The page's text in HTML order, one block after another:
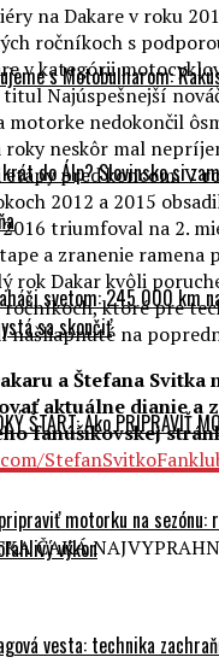
s Motobulharom:
do Álp? Slovinsko si
svetom: 245 000 km
sa skončiť
ŠTART: Ako PRIPRAVIŤ
motorku na sezónu:
výkon
vesta: technika
na Dakare v roku
ročníkoch s
v kategórii
Najúspešnejší
motorke nedokončil
roky neskôr mal
pred koncom. V
2012 a 2015
triumfoval na 2.
a zranenie ramena
rok Dakar kvôli
ročníkoch, ktoré pre
našliapnuté na
a Štefana Svitka
aktuálne dianie a
fanúšikovskej
ČAKÁ